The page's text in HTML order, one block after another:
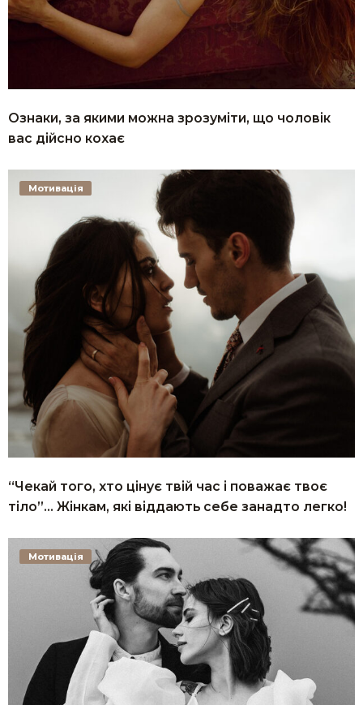
Ознаки, за якими можна зрозуміти, що чоловік
вас дійсно кохає
“Чекай того, хто цінує твій час і поважає твоє
тіло”… Жінкам, які віддають себе занадто легко!
Мотивація
Мотивація